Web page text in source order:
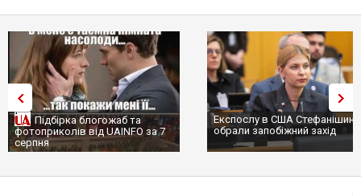
Підбірка блогожаб та
фотоприколів від UAINFO за 7
серпня
Експослу в США
обрали запобіжний захід